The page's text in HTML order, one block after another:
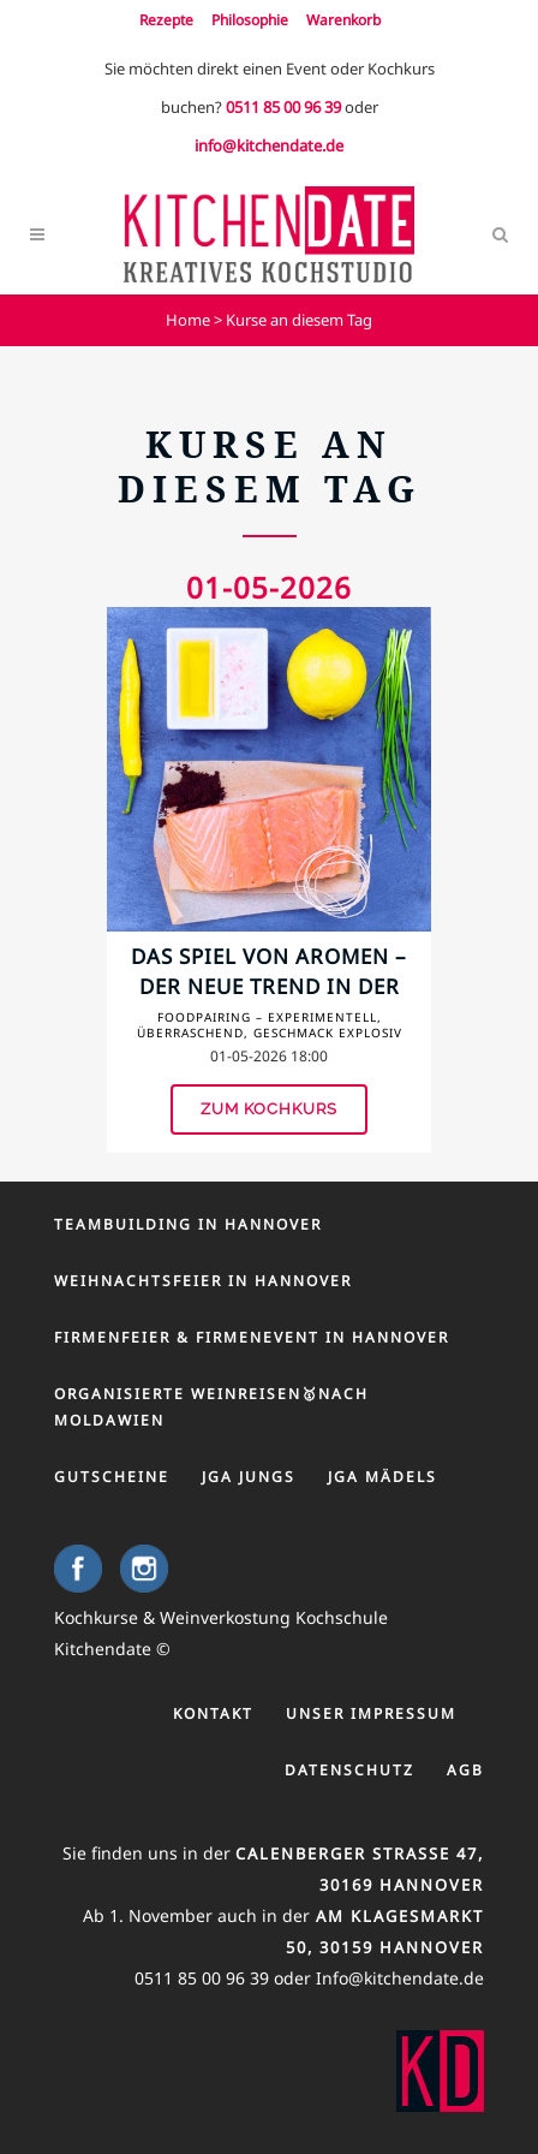
Rezepte Philosophie Warenkorb
Sie möchten direkt einen Event oder Kochkurs
buchen?0511 85 00 96 39oder
info@kitchendate.de
Home> Kurse an diesem Tag
KURSE AN
DIESEM TAG
01-05-2026
DAS SPIEL VON AROMEN –
DER NEUE TREND IN DER
KÜCHE - 1
FOODPAIRING – EXPERIMENTELL,
ÜBERRASCHEND, GESCHMACK EXPLOSIV
01-05-2026 18:00
ZUM KOCHKURS
TEAMBUILDING IN HANNOVER
WEIHNACHTSFEIER IN HANNOVER
FIRMENFEIER & FIRMENEVENT IN HANNOVER
ORGANISIERTE WEINREISEN🥇NACH
MOLDAWIEN
GUTSCHEINE JGA JUNGS JGA MÄDELS
Kochkurse & Weinverkostung Kochschule
Kitchendate ©
KONTAKT UNSER IMPRESSUM
DATENSCHUTZ AGB
Sie finden uns in der CALENBERGER STRASSE 47, 3
0169 HANNOVER
Ab 1. November auch in der AM KLAGESMARKT
50, 30159 HANNOVER
0511 85 00 96 39 oder Info@kitchendate.de